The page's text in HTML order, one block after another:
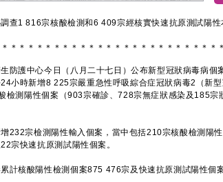
查1 816宗核酸檢測和6 409宗經核實快速抗原測試陽
＊ ＊ ＊ ＊ ＊ ＊ ＊ ＊ ＊ ＊ ＊ ＊ ＊ ＊ ＊ ＊ ＊ ＊ ＊ ＊ ＊ ＊ ＊ ＊ ＊ ＊
護中心今日（八月二十七日）公布新型冠狀病毒病個
小時新增8 225宗嚴重急性呼吸綜合症冠狀病毒2（新
檢測陽性個案（903宗確診、728宗無症狀感染及185宗
宗檢測陽性輸入個案，當中包括210宗核酸檢測陽
宗快速抗原測試陽性個案。
核酸陽性檢測個案875 476宗及快速抗原測試陽性個